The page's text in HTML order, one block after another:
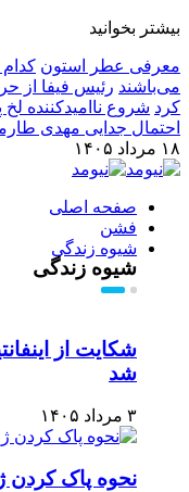
بیشتر بخوانید
معرفی عطر استون
می‌باشند رئیس فیفا از
کرد شروع ناامیدکننده
احتمال جدایی مهدی
۱۸ مرداد ۱۴۰۵
صفحه اصلی
فشن
شیوه زندگی
شیوه زندگی
شکایت از
شد
۳ مرداد ۱۴۰۵
نحوه پاک کردن